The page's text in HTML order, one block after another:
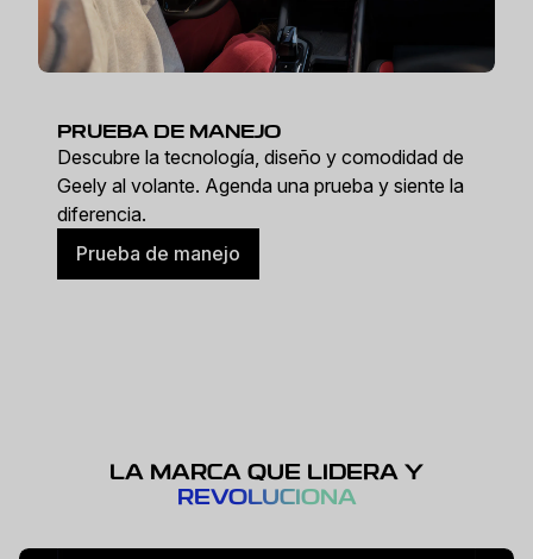
PRUEBA DE MANEJO
Descubre la tecnología, diseño y comodidad de
Geely al volante. Agenda una prueba y siente la
diferencia.
Prueba de manejo
LA MARCA QUE LIDERA Y
REVOLUCIONA